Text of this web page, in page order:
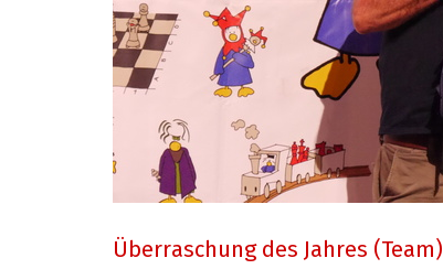
Überraschung des Jahres (Team)